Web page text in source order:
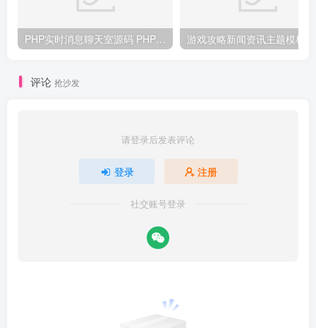
PHP实时消息聊天室源码 PHP+WebSocket
评论 抢沙发
请登录后发表评论
登录 注册
社交账号登录